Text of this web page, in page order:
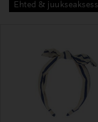
Ehted &